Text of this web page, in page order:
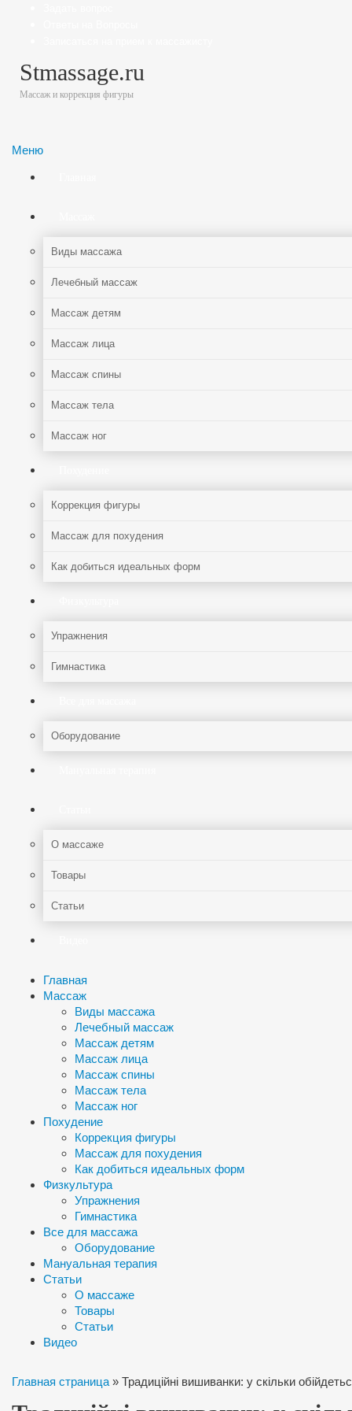
Stmassage.ru
Массаж и коррекция фигуры
Меню
Виды массажа
Лечебный массаж
Массаж детям
Массаж лица
Массаж спины
Массаж тела
Массаж ног
Коррекция фигуры
Массаж для похудения
Как добиться идеальных форм
Упражнения
Гимнастика
Оборудование
О массаже
Товары
Статьи
Главная
Массаж
Виды массажа
Лечебный массаж
Массаж детям
Массаж лица
Массаж спины
Массаж тела
Массаж ног
Похудение
Коррекция фигуры
Массаж для похудения
Как добиться идеальных форм
Физкультура
Упражнения
Гимнастика
Все для массажа
Оборудование
Мануальная терапия
Статьи
О массаже
Товары
Статьи
Видео
Главная страница » Традиційні вишиванки: у скільки